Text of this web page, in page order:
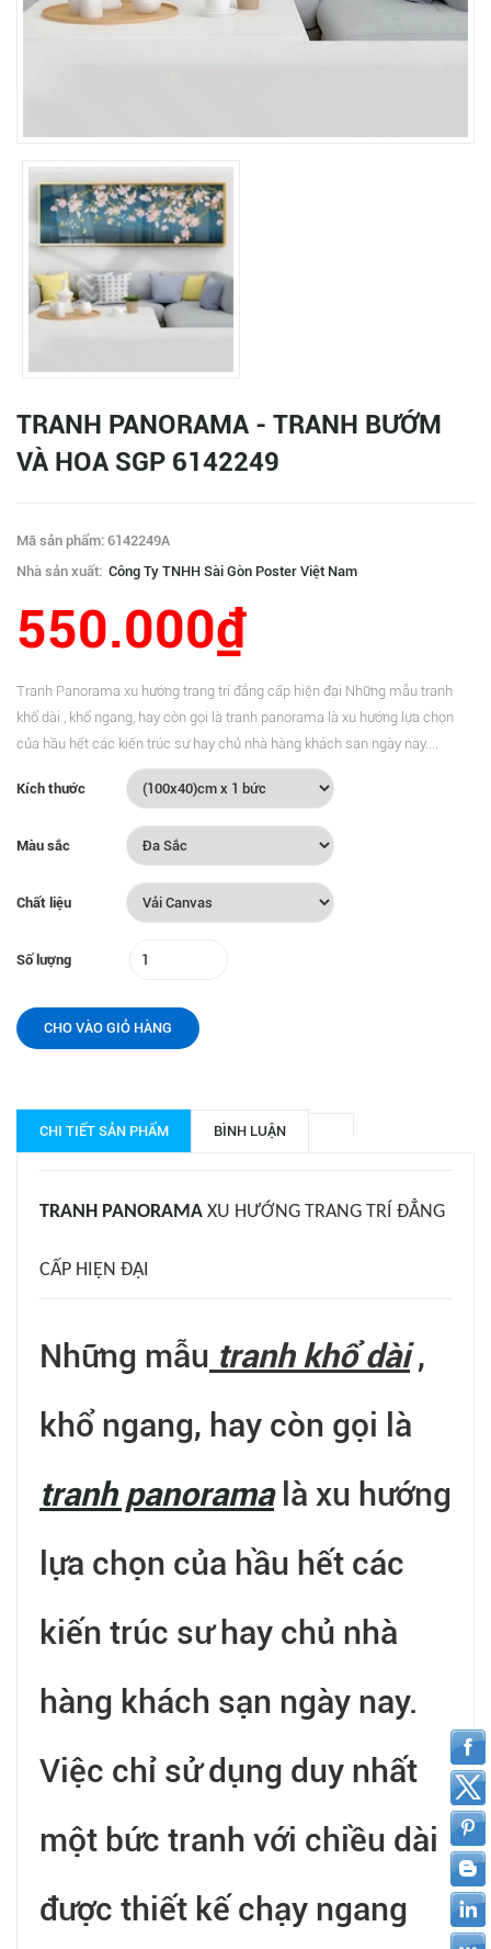
TRANH PANORAMA - TRANH BƯỚM
VÀ HOA SGP 6142249
Mã sản phẩm: 6142249A
Nhà sản xuất: Công Ty TNHH Sài Gòn Poster Việt Nam
550.000₫
Tranh Panorama xu hướng trang trí đẳng cấp hiện đại Những mẫu tranh
khổ dài , khổ ngang, hay còn gọi là tranh panorama là xu hướng lựa chọn
của hầu hết các kiến trúc sư hay chủ nhà hàng khách sạn ngày nay....
Kích thước
Màu sắc
Chất liệu
Số lượng
CHO VÀO GIỎ HÀNG
CHI TIẾT SẢN PHẨM BÌNH LUẬN
TRANH PANORAMA XU HƯỚNG TRANG TRÍ ĐẲNG
CẤP HIỆN ĐẠI
Những mẫu tranh khổ dài,
khổ ngang, hay còn gọi là
tranh panoramalà xu hướng
lựa chọn của hầu hết các
kiến trúc sư hay chủ nhà
hàng khách sạn ngày nay.
Việc chỉ sử dụng duy nhất
một bức tranh với chiều dài
được thiết kế chạy ngang